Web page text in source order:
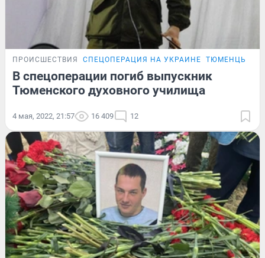
ПРОИСШЕСТВИЯ СПЕЦОПЕРАЦИЯ НА УКРАИНЕ ТЮМЕНЦЫ,
В спецоперации погиб выпускник
Тюменского духовного училища
4 мая, 2022, 21:57 16 409 12